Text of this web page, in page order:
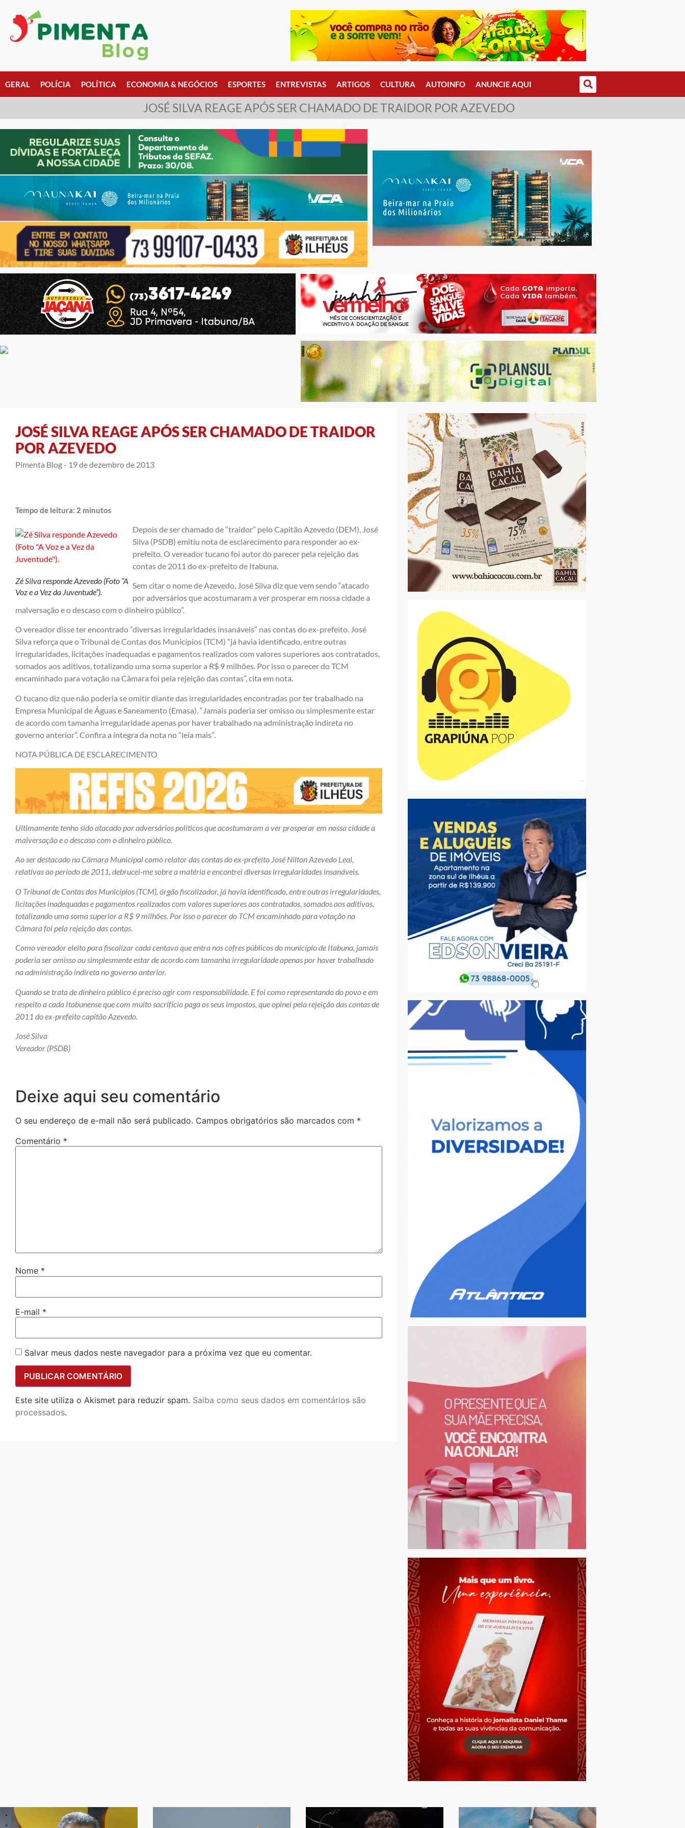
GERAL POLÍCIA POLÍTICA ECONOMIA & NEGÓCIOS ESPORTES ENTREVISTAS ARTIGOS CULTURA AUTOINFO ANUNCIE AQUI
JOSÉ SILVA REAGE APÓS SER CHAMADO DE TRAIDOR POR AZEVEDO
JOSÉ SILVA REAGE APÓS SER CHAMADO DE TRAIDOR
POR AZEVEDO
Pimenta Blog - 19 de dezembro de 2013
Tempo de leitura: 2 minutos
Zé Silva responde Azevedo (Foto “A
Voz e a Vez da Juventude”).
Depois de ser chamado de “traidor” pelo Capitão Azevedo (DEM), José
Silva (PSDB) emitiu nota de esclarecimento para responder ao ex-
prefeito. O vereador tucano foi autor do parecer pela rejeição das
contas de 2011 do ex-prefeito de Itabuna.
Sem citar o nome de Azevedo, José Silva diz que vem sendo “atacado
por adversários que acostumaram a ver prosperar em nossa cidade a
malversação e o descaso com o dinheiro público”.
O vereador disse ter encontrado “diversas irregularidades insanáveis” nas contas do ex-prefeito. José
Silva reforça que o Tribunal de Contas dos Municípios (TCM) “já havia identificado, entre outras
irregularidades, licitações inadequadas e pagamentos realizados com valores superiores aos contratados,
somados aos aditivos, totalizando uma soma superior a R$ 9 milhões. Por isso o parecer do TCM
encaminhado para votação na Câmara foi pela rejeição das contas”, cita em nota.
O tucano diz que não poderia se omitir diante das irregularidades encontradas por ter trabalhado na
Empresa Municipal de Águas e Saneamento (Emasa). “Jamais poderia ser omisso ou simplesmente estar
de acordo com tamanha irregularidade apenas por haver trabalhado na administração indireta no
governo anterior“. Confira a íntegra da nota no “leia mais”.
NOTA PÚBLICA DE ESCLARECIMENTO
Ultimamente tenho sido atacado por adversários políticos que acostumaram a ver prosperar em nossa cidade a
malversação e o descaso com o dinheiro público.
Ao ser destacado na Câmara Municipal como relator das contas do ex-prefeito José Nilton Azevedo Leal,
relativas ao período de 2011, debrucei-me sobre a matéria e encontrei diversas irregularidades insanáveis.
O Tribunal de Contas dos Municípios (TCM), órgão fiscalizador, já havia identificado, entre outras irregularidades,
licitações inadequadas e pagamentos realizados com valores superiores aos contratados, somados aos aditivos,
totalizando uma soma superior a R$ 9 milhões. Por isso o parecer do TCM encaminhado para votação na
Câmara foi pela rejeição das contas.
Como vereador eleito para fiscalizar cada centavo que entra nos cofres públicos do município de Itabuna, jamais
poderia ser omisso ou simplesmente estar de acordo com tamanha irregularidade apenas por haver trabalhado
na administração indireta no governo anterior.
Quando se trata de dinheiro público é preciso agir com responsabilidade. E foi como representando do povo e em
respeito a cada Itabunense que com muito sacrifício paga os seus impostos, que opinei pela rejeição das contas de
2011 do ex-prefeito capitão Azevedo.
José Silva
Vereador (PSDB)
Deixe aqui seu comentário
O seu endereço de e-mail não será publicado. Campos obrigatórios são marcados com *
Comentário *
Nome *
E-mail *
Salvar meus dados neste navegador para a próxima vez que eu comentar.
Este site utiliza o Akismet para reduzir spam. Saiba como seus dados em comentários são
processados.